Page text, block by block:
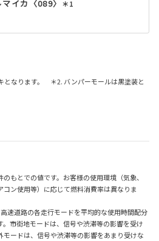
イカ〈089〉 ＊1
となります。 ＊2. バンパーモールは黒塗装と
もとでの値です。お客様の使用環境（気象、
ン使用等）に応じて燃料消費率は異なりま
速道路の各走行モードを平均的な使用時間配分
市街地モードは、信号や渋滞等の影響を受け
ードは、信号や渋滞等の影響をあまり受けな